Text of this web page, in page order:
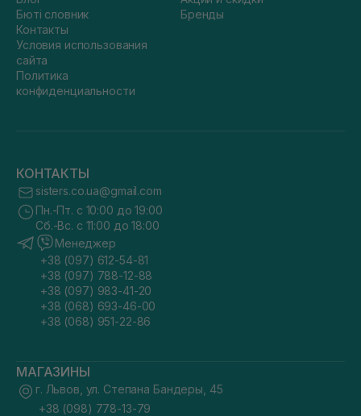
Бюті словник
Контакты
Условия использования
сайта
Политика
конфиденциальности
Бренды
КОНТАКТЫ
sisters.co.ua@gmail.com
Пн.-Пт. с 10:00 до 19:00
Сб.-Вс. с 11:00 до 18:00
Менеджер
+38 (097) 612-54-81
+38 (097) 788-12-88
+38 (097) 983-41-20
+38 (068) 693-46-00
+38 (068) 951-22-86
МАГАЗИНЫ
г. Львов, ул. Степана Бандеры, 45
+38 (098) 778-13-79